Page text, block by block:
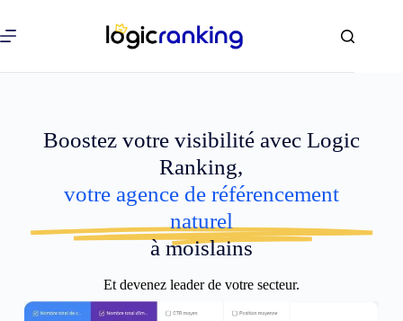
Boostez votre visibilité avec Logic
Ranking,
votre agence de référencement
naturel
à moislains
Et devenez leader de votre secteur.